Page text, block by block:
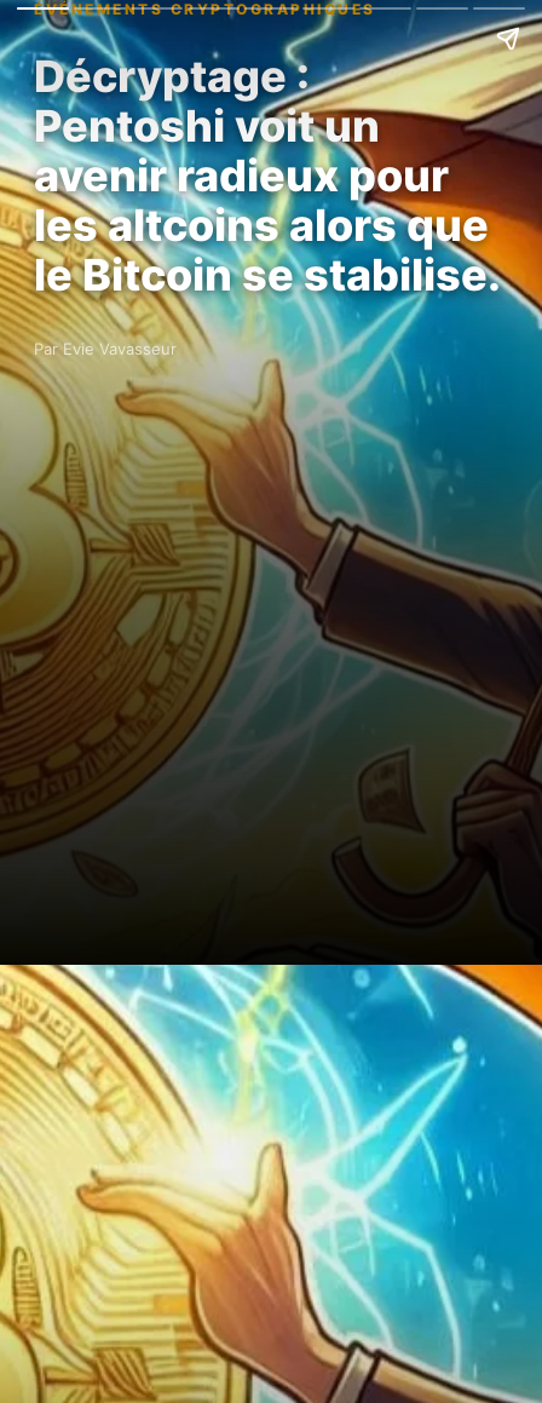
ÉVÉNEMENTS CRYPTOGRAPHIQUES
Décryptage :
Pentoshi voit un
avenir radieux pour
les altcoins alors que
le Bitcoin se stabilise.
Par Evie Vavasseur